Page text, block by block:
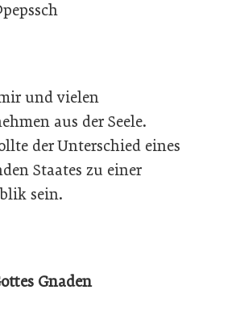
und vielen
aus der Seele.
der Unterschied eines
Staates zu einer
sein.
Gnaden